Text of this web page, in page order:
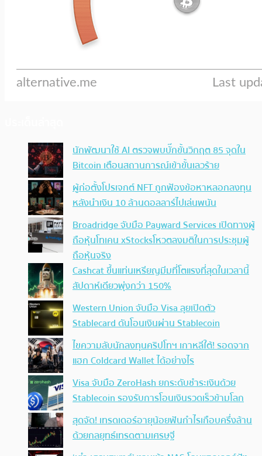
นักพัฒนาใช้ AI ตรวจพบบั๊กขั้นวิกฤต 85 จุดใน
Bitcoin เตือนสถานการณ์เข้าขั้นเลวร้าย
ผู้ก่อตั้งโปรเจกต์ NFT ถูกฟ้องข้อหาหลอกลงทุน
หลังนำเงิน 10 ล้านดอลลาร์ไปเล่นพนัน
Broadridge จับมือ Payward Services เปิดทางผู้
ถือหุ้นโทเคน xStocksโหวตลงมติในการประชุมผู้
ถือหุ้นจริง
Cashcat ขึ้นแท่นเหรียญมีมที่โตแรงที่สุดในเวลานี้
สัปดาห์เดียวพุ่งกว่า 150%
Western Union จับมือ Visa ลุยเปิดตัว
Stablecard ดันโอนเงินผ่าน Stablecoin
ไขความลับนักลงทุนคริปโทฯ เกาหลีใต้! รอดจาก
แฮก Coldcard Wallet ได้อย่างไร
Visa จับมือ ZeroHash ยกระดับชำระเงินด้วย
Stablecoin รองรับการโอนเงินรวดเร็วข้ามโลก
สุดจัด! เทรดเดอร์อายุน้อยฟันกำไรเกือบครึ่งล้าน
ด้วยกลยุทธ์เทรดตามเศรษฐี